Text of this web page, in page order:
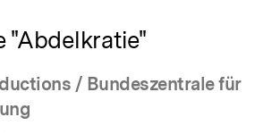
"Abdelkratie"
/ Bundeszentrale für